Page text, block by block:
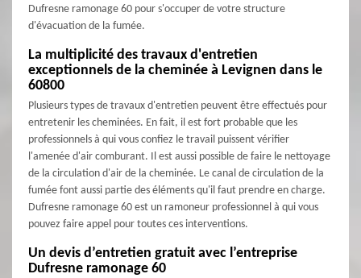
Dufresne ramonage 60 pour s'occuper de votre structure
d'évacuation de la fumée.
La multiplicité des travaux d'entretien
exceptionnels de la cheminée à Levignen dans le
60800
Plusieurs types de travaux d'entretien peuvent être effectués pour
entretenir les cheminées. En fait, il est fort probable que les
professionnels à qui vous confiez le travail puissent vérifier
l'amenée d'air comburant. Il est aussi possible de faire le nettoyage
de la circulation d'air de la cheminée. Le canal de circulation de la
fumée font aussi partie des éléments qu'il faut prendre en charge.
Dufresne ramonage 60 est un ramoneur professionnel à qui vous
pouvez faire appel pour toutes ces interventions.
Un devis d’entretien gratuit avec l’entreprise
Dufresne ramonage 60